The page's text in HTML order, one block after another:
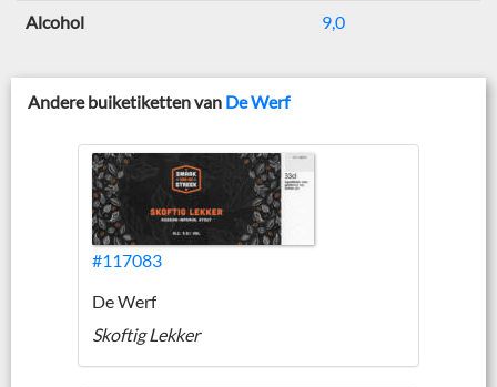
Alcohol 9,0
Andere buiketiketten van De Werf
#117083
De Werf
Skoftig Lekker